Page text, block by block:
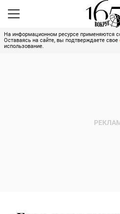
На информационном ресурсе применяются
Оставаясь на сайте, вы подтверждаете свое
использование.